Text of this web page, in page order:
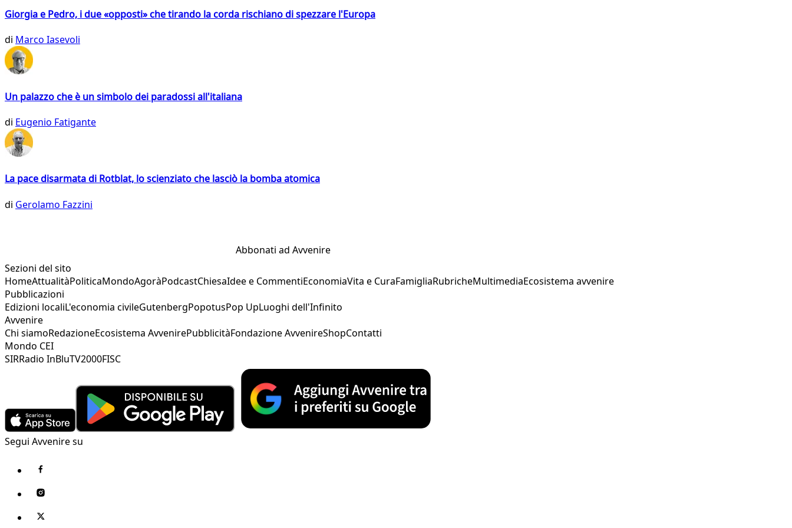
Giorgia e Pedro, i due «opposti» che tirando la corda rischiano di spezzare l'Europa
di Marco Iasevoli
Un palazzo che è un simbolo dei paradossi all'italiana
di Eugenio Fatigante
La pace disarmata di Rotblat, lo scienziato che lasciò la bomba atomica
di Gerolamo Fazzini
Abbonati ad Avvenire
Sezioni del sito
HomeAttualitàPoliticaMondoAgoràPodcastChiesaIdee e CommentiEconomiaVita e CuraFamigliaRubricheMultimediaEcosistema avvenire
Pubblicazioni
Edizioni localiL'economia civileGutenbergPopotusPop UpLuoghi dell'Infinito
Avvenire
Chi siamoRedazioneEcosistema AvvenirePubblicitàFondazione AvvenireShopContatti
Mondo CEI
SIRRadio InBluTV2000FISC
Segui Avvenire su